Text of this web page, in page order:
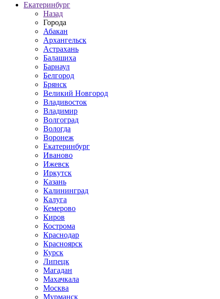
Екатеринбург
Назад
Города
Абакан
Архангельск
Астрахань
Балашиха
Барнаул
Белгород
Брянск
Великий Новгород
Владивосток
Владимир
Волгоград
Вологда
Воронеж
Екатеринбург
Иваново
Ижевск
Иркутск
Казань
Калининград
Калуга
Кемерово
Киров
Кострома
Краснодар
Красноярск
Курск
Липецк
Магадан
Махачкала
Москва
Мурманск